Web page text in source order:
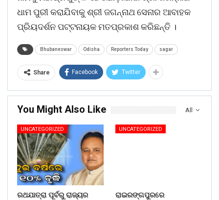
ଧାମ ପୁରୀ କରାଯିବାକୁ ଶ୍ରୀ ଜଗନ୍ନାଥ ସେନାର ଆବାହକ
ପ୍ରିୟଦର୍ଶନ ପଟ୍ଟନାୟକ ମତପ୍ରକାଶ କରିଛନ୍ତି ।
Bhubaneswar Odisha Reporters Today sagar
Share Facebook Twitter
All
You Might Also Like
UNCATEGORIZED
ରଥଯାତ୍ରା ପୂର୍ବରୁ ରାଜ୍ୟର
UNCATEGORIZED
ରାଇରଙ୍ଗପୁରରେ